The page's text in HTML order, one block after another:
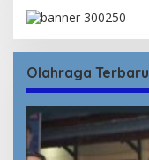
Olahraga Terbaru